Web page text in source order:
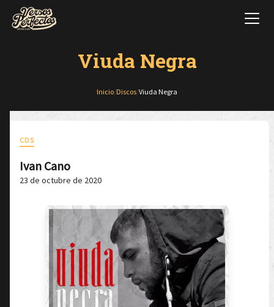
Viuda Negra
Inicio Discos Viuda Negra
CDS
Ivan Cano
23 de octubre de 2020